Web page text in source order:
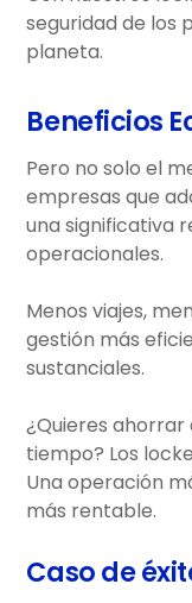
seguridad de los
planeta.
Beneficios
Pero no solo el
empresas que
una significativa
operacionales.
Menos viajes,
gestión más
sustanciales.
¿Quieres
tiempo? Los
Una operación
más rentable.
Caso de